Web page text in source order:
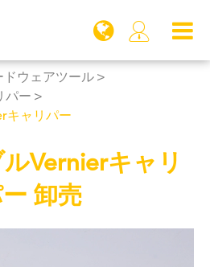

ドウェアツール
パー
キャリパー
Vernierキャリ
卸売